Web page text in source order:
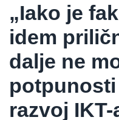
„Iako je
idem
dalje ne
razvoj IKT-